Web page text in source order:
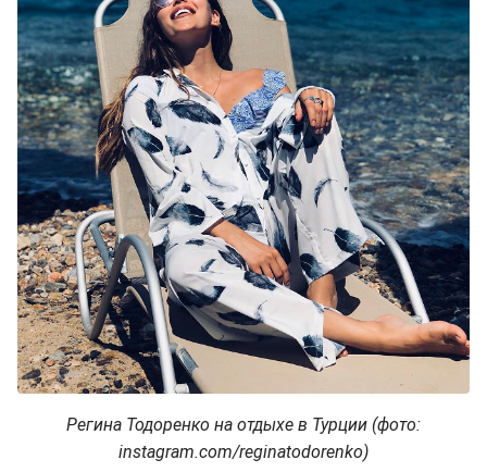
Регина Тодоренко на отдыхе в Турции (фото:
instagram.com/reginatodorenko)